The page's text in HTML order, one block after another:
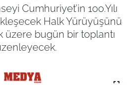
Cumhuriyet’in 100.Yılı
Halk Yürüyüşünü
üzere bugün bir toplantı